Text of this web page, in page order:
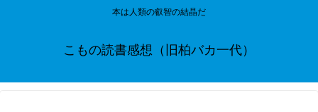
本は人類の叡智の結晶だ
こもの読書感想（旧柏バカ一代）